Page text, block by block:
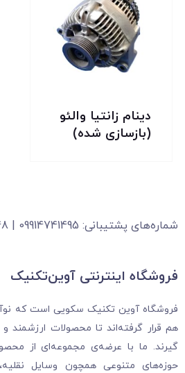
دینام زانتیا والئو
(بازسازی شده)
شماره‌های پشتیبانی: 09914741495 | 53519448-031
فروشگاه‌ اینترنتی آوین‌تکنیک
فروشگاه آوین تکنیک سکویی است که
هم قرار گرفته‌اند تا محصولات ارزشمند و
گیرند. ما با عرضه‌ی مجموعه‌ای از
حوزه‌های متنوعی همچون وسایل نقلیه،